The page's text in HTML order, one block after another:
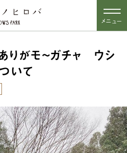
メニュー
りがモ~ガチャ ウシ
いて